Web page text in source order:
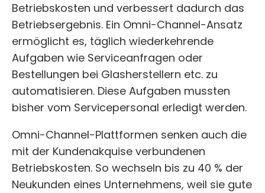
Betriebskosten und verbessert dadurch das
Betriebsergebnis. Ein Omni-Channel-Ansatz
ermöglicht es, täglich wiederkehrende
Aufgaben wie Serviceanfragen oder
Bestellungen bei Glasherstellern etc. zu
automatisieren. Diese Aufgaben mussten
bisher vom Servicepersonal erledigt werden.
Omni-Channel-Plattformen senken auch die
mit der Kundenakquise verbundenen
Betriebskosten. So wechseln bis zu 40 % der
Neukunden eines Unternehmens, weil sie gute